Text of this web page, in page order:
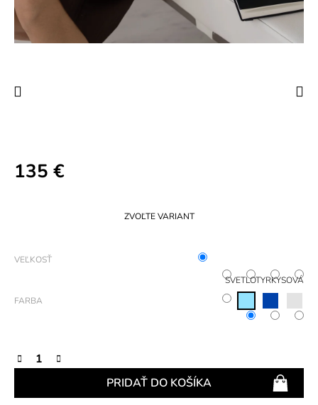
135 €
ZVOĽTE VARIANT
VEĽKOSŤ
FARBA
SVETLOTYRKYSOVÁ
PRIDAŤ DO KOŠÍKA